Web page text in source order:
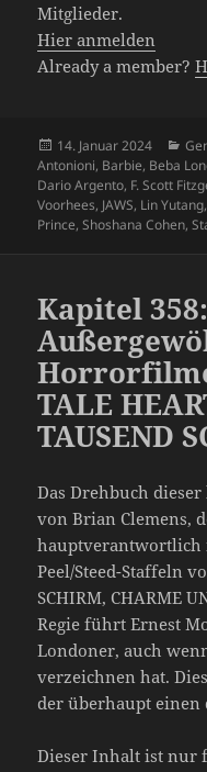
Mitglieder.
Hier anmelden
Already a member?
Veröffentlicht
am
14. Januar 2024
Antonioni, Barbie, Beba
Dario Argento, F. Scott
Voorhees, JAWS, Lin Yutang,
Prince,Shoshana Cohen,
Kapitel 358:
TALE
TAUSEND
Das Drehbuch
von Brian Clemens,
hauptverantwortlich
Peel/Steed-Staffeln
SCHIRM, CHARME
Regie führt Ernest
Londoner, auch
verzeichnen hat.
der überhaupt einen
Dieser Inhalt ist nur